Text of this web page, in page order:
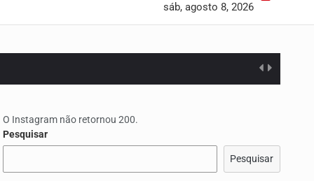
sáb, agosto 8, 2026
O Instagram não retornou 200.
Pesquisar
Pesquisar